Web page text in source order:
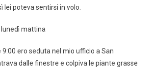
lei poteva sentirsi in volo.
mattina
9:00 ero seduta nel mio ufficio a San
dalle finestre e colpiva le piante grasse